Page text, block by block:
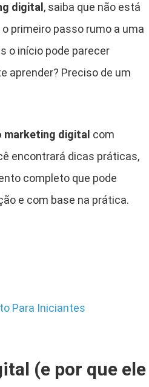
digital , saiba que não está
primeiro passo rumo a uma
o início pode parecer
aprender? Preciso de um
marketing digital com
encontrará dicas práticas,
completo que pode
e com base na prática.
Para Iniciantes
(e por que ele